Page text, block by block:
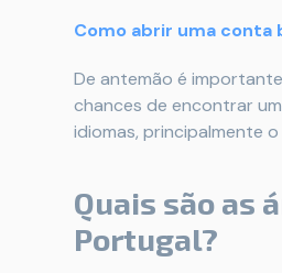
Como abrir uma conta
De antemão é
chances de encontrar
idiomas, principalmente o
Quais são as
Portugal?